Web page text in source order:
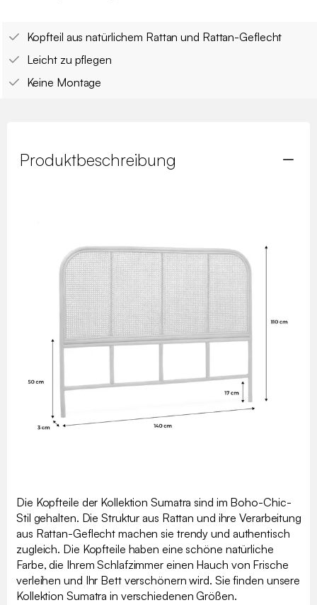
Kopfteil aus natürlichem Rattan und Rattan-Geflecht
Leicht zu pflegen
Keine Montage
Produktbeschreibung
Die Kopfteile der Kollektion Sumatra sind im Boho-Chic-
Stil gehalten. Die Struktur aus Rattan und ihre Verarbeitung
aus Rattan-Geflecht machen sie trendy und authentisch
zugleich. Die Kopfteile haben eine schöne natürliche
Farbe, die Ihrem Schlafzimmer einen Hauch von Frische
verleihen und Ihr Bett verschönern wird. Sie finden unsere
Kollektion Sumatra in verschiedenen Größen.